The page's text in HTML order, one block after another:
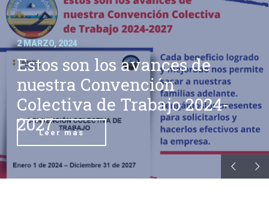
Estos son los avances de
nuestra Convención
Colectiva de Trabajo 2024-
2027
2 MARZO, 2024
Leer más